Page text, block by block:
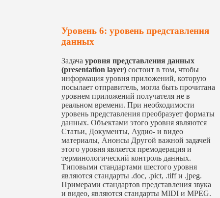
Уровень 6: уровень представления
данных
Задача уровня представления данных
(presentation layer)состоит в том, чтобы
информация уровня приложений, которую
посылает отправитель, могла быть прочитана
уровнем приложений получателя не в
реальном времени. При необходимости
уровень представления преобразует форматы
данных. Объектами этого уровня являются
Статьи, Документы, Аудио- и видео
материалы, Анонсы Другой важной задачей
этого уровня является премодерация и
терминологический контроль данных.
Типовыми стандартами шестого уровня
являются стандарты .doc, .pict, .tiff и .jpeg.
Примерами стандартов представления звука
и видео, являются стандарты MIDI и MPEG.